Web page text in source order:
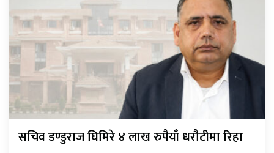
सचिव डण्डुराज घिमिरे ४ लाख रुपैयाँ धरौटीमा रिहा